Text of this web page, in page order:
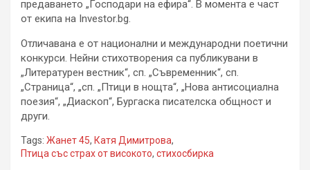
предаването „Господари на ефира“. В момента е част
от екипа на Investor.bg.
Отличавана е от национални и международни поетични
конкурси. Нейни стихотворения са публикувани в
„Литературен вестник“, сп. „Съвременник“, сп.
„Страница“, „сп. „Птици в нощта“, „Нова антисоциална
поезия“, „Диаскоп“, Бургаска писателска общност и
други.
Tags: Жанет 45, Катя Димитрова,
Птица със страх от високото, стихосбирка